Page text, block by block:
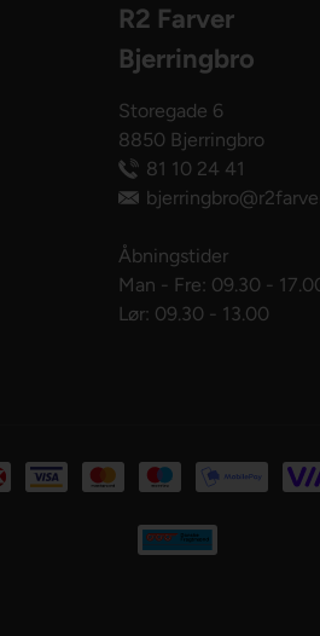
R2 Farver
Bjerringbro
Storegade 6
8850 Bjerringbro
81 10 24 41
Åbningstider
Man - Fre: 09.30 -
Lør: 09.30 - 13.00